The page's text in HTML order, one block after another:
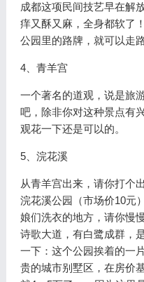
成都这项民间技艺早在解
痒又酥又麻，全身都软了
公园里的路牌，就可以走
4、青羊宫
一个著名的道观，说是旅
吧，除非你对这种景点有
观花一下还是可以的。
5、浣花溪
从青羊宫出来，请你打个
浣花溪公园（市场价10元
娘们洗衣的地方，请你慢
诗歌大道，有白鹭成群，
一下：这个公园挨着的一
贵的城市别墅区，在房价